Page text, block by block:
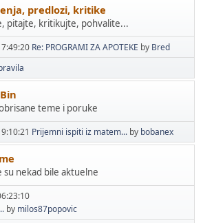
predlozi, kritike
pitajte, kritikujte, pohvalite...
Re: PROGRAMI ZA APOTEKE by Bred
teme i poruke
Prijemni ispiti iz matem... by bobanex
su nekad bile aktuelne
by milos87popovic